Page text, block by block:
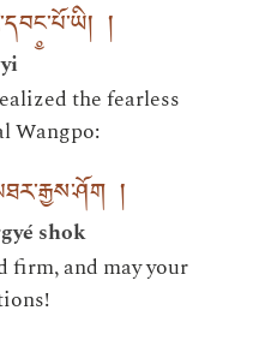
།
yi
the fearless
Wangpo:
།
shok
firm, and may your